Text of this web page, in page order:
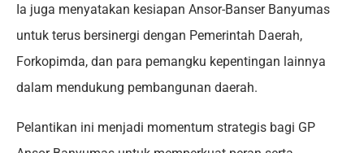
Ia juga menyatakan kesiapan Ansor-Banser Banyumas
untuk terus bersinergi dengan Pemerintah Daerah,
Forkopimda, dan para pemangku kepentingan lainnya
dalam mendukung pembangunan daerah.
Pelantikan ini menjadi momentum strategis bagi GP